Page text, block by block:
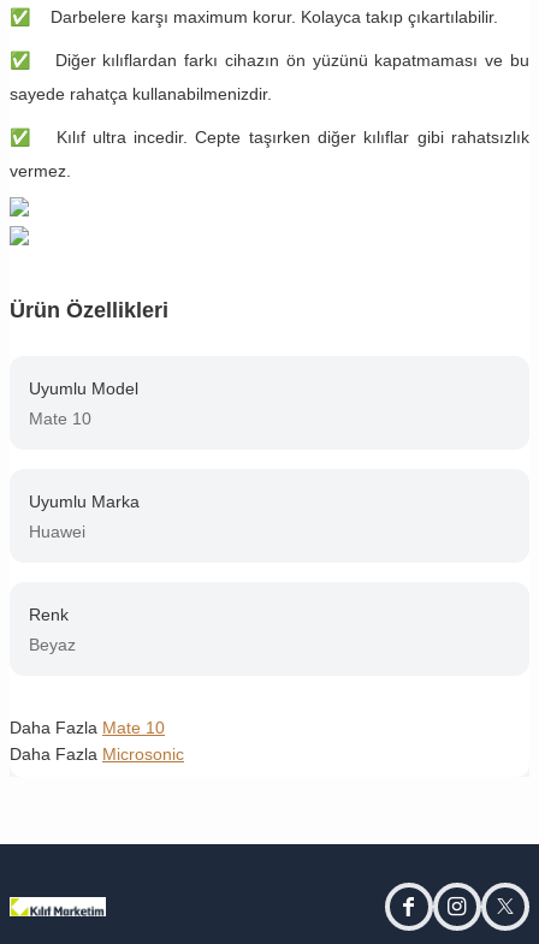
✅ Darbelere karşı maximum korur. Kolayca takıp çıkartılabilir.
✅ Diğer kılıflardan farkı cihazın ön yüzünü kapatmaması ve bu
sayede rahatça kullanabilmenizdir.
✅ Kılıf ultra incedir. Cepte taşırken diğer kılıflar gibi rahatsızlık
vermez.
Ürün Özellikleri
Uyumlu Model
Mate 10
Uyumlu Marka
Huawei
Renk
Beyaz
Daha Fazla Mate 10
Daha Fazla Microsonic
facebookinstagram